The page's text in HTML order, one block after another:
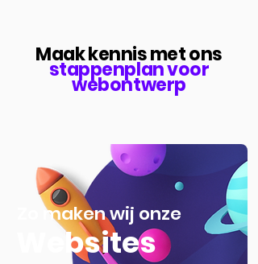
Maak kennis met ons
stappenplan voor
webontwerp
Zo maken wij onze
Websites